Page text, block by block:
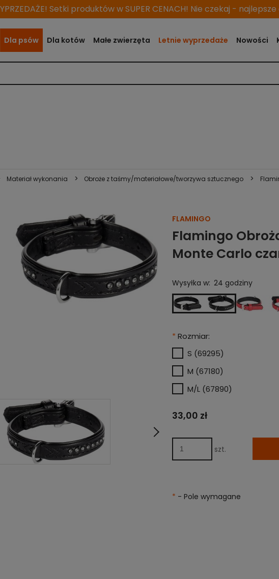
Setki produktów w SUPER CENACH! Nie czekaj -
Dla psów Dla kotów Małe zwierzęta Letnie wyprzedaże Nowości
Materiał wykonania > Obroże z taśmy/materiałowe/tworzywa sztucznego >
FLAMINGO
Flamingo
Monte Carlo
Wysyłka w: 24 godziny
* Rozmiar:
S (69295)
M (67180)
M/L (67890)
33,00 zł
szt.
* - Pole wymagane